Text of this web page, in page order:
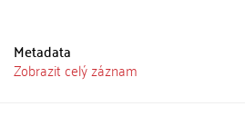
Metadata
Zobrazit celý záznam